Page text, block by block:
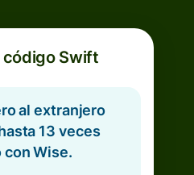
código Swift
al extranjero
13 veces
con Wise.